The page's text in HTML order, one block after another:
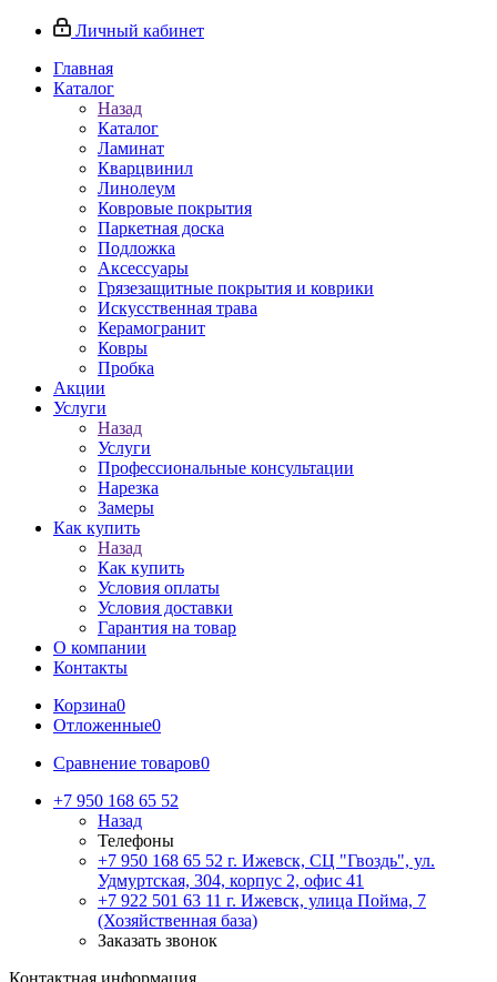
Личный кабинет
Главная
Каталог
Назад
Каталог
Ламинат
Кварцвинил
Линолеум
Ковровые покрытия
Паркетная доска
Подложка
Аксессуары
Грязезащитные покрытия и коврики
Искусственная трава
Керамогранит
Ковры
Пробка
Акции
Услуги
Назад
Услуги
Профессиональные консультации
Нарезка
Замеры
Как купить
Назад
Как купить
Условия оплаты
Условия доставки
Гарантия на товар
О компании
Контакты
Корзина0
Отложенные0
Сравнение товаров0
+7 950 168 65 52
Назад
Телефоны
+7 950 168 65 52 г. Ижевск, СЦ "Гвоздь", ул.
Удмуртская, 304, корпус 2, офис 41
+7 922 501 63 11 г. Ижевск, улица Пойма, 7
(Хозяйственная база)
Заказать звонок
Контактная информация